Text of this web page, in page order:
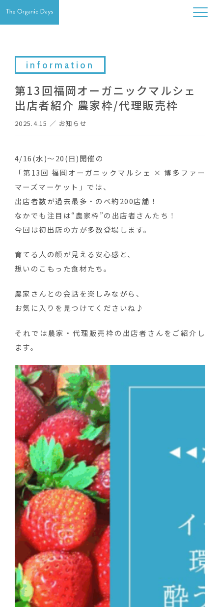
information
第13回福岡オーガニックマルシェ
出店者紹介 農家枠/代理販売枠
2025.4.15 ／ お知らせ
4/16(水)〜20(日)開催の
「第13回 福岡オーガニックマルシェ × 博多ファー
マーズマーケット」では、
出店者数が過去最多・のべ約200店舗！
なかでも注目は“農家枠”の出店者さんたち！
今回は初出店の方が多数登場します。
育てる人の顔が見える安心感と、
想いのこもった食材たち。
農家さんとの会話を楽しみながら、
お気に入りを見つけてくださいね♪
それでは農家・代理販売枠の出店者さんをご紹介し
ます。